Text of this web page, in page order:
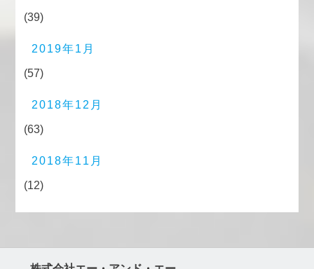
(39)
2019年1月
(57)
2018年12月
(63)
2018年11月
(12)